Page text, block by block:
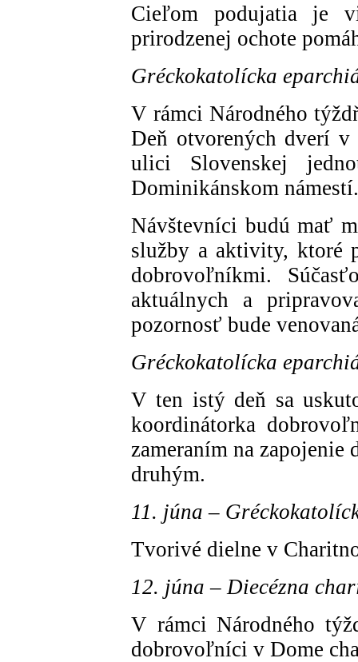
Cieľom podujatia je
prirodzenej ochote
Gréckokatolícka
V rámci Národného
Deň otvorených dverí
ulici Slovenskej
Dominikánskom námestí.
Návštevníci budú mať
služby a aktivity, ktoré
dobrovoľníkmi.
aktuálnych a
pozornosť bude
Gréckokatolícka
V ten istý deň sa
koordinátorka
zameraním na
druhým.
11. júna –
Tvorivé dielne v
12. júna – Diecézna
V rámci Národného
dobrovoľníci v Dome